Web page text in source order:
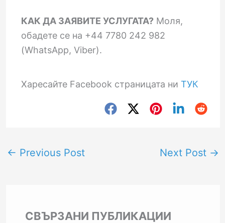
КАК ДА ЗАЯВИТЕ УСЛУГАТА?Моля,
обадете се на +44 7780 242 982
(WhatsApp, Viber).
Харесайте Facebook страницата ни ТУК
← Previous Post Next Post →
СВЪРЗАНИ ПУБЛИКАЦИИ